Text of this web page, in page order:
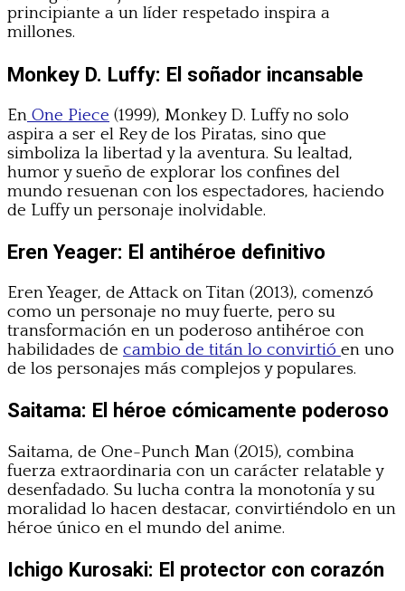
principiante a un líder respetado inspira a
millones.
Monkey D. Luffy: El soñador incansable
En One Piece (1999), Monkey D. Luffy no solo
aspira a ser el Rey de los Piratas, sino que
simboliza la libertad y la aventura. Su lealtad,
humor y sueño de explorar los confines del
mundo resuenan con los espectadores, haciendo
de Luffy un personaje inolvidable.
Eren Yeager: El antihéroe definitivo
Eren Yeager, de Attack on Titan (2013), comenzó
como un personaje no muy fuerte, pero su
transformación en un poderoso antihéroe con
habilidades de cambio de titán lo convirtió en uno
de los personajes más complejos y populares.
Saitama: El héroe cómicamente poderoso
Saitama, de One-Punch Man (2015), combina
fuerza extraordinaria con un carácter relatable y
desenfadado. Su lucha contra la monotonía y su
moralidad lo hacen destacar, convirtiéndolo en un
héroe único en el mundo del anime.
Ichigo Kurosaki: El protector con corazón